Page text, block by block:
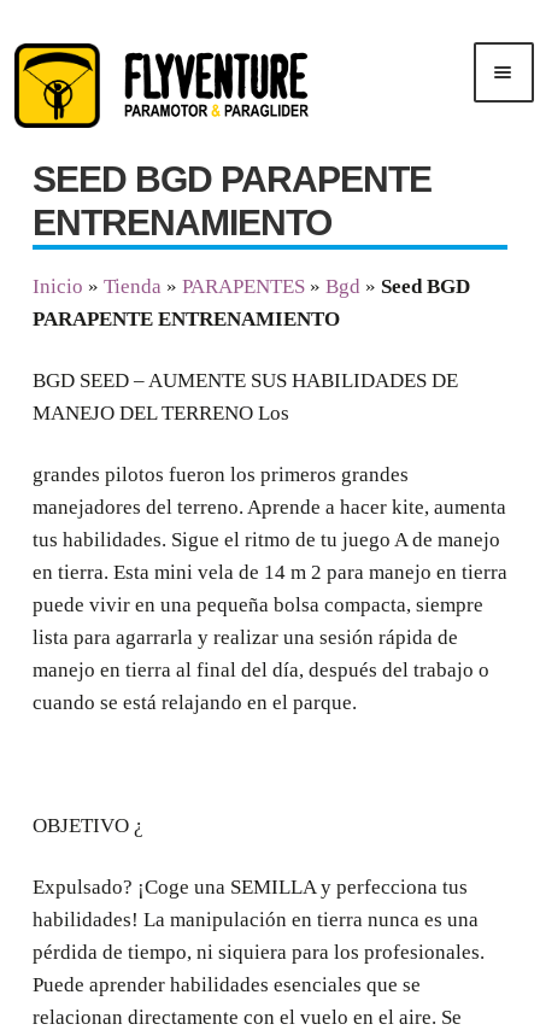
Saltar
navegación
Ir
contenido
Men
ú
Inicio
Publicidad
Cursos
Tienda
SEED BGD PARAPENTE
ENTRENAMIENTO
Inicio » Tienda » PARAPENTES » Bgd » Seed BGD
PARAPENTE ENTRENAMIENTO
BGD SEED – AUMENTE SUS HABILIDADES DE
MANEJO DEL TERRENO Los
grandes pilotos fueron los primeros grandes
manejadores del terreno. Aprende a hacer kite, aumenta
tus habilidades. Sigue el ritmo de tu juego A de manejo
en tierra. Esta mini vela de 14 m 2 para manejo en tierra
puede vivir en una pequeña bolsa compacta, siempre
lista para agarrarla y realizar una sesión rápida de
manejo en tierra al final del día, después del trabajo o
cuando se está relajando en el parque.
OBJETIVO ¿
Expulsado? ¡Coge una SEMILLA y perfecciona tus
habilidades! La manipulación en tierra nunca es una
pérdida de tiempo, ni siquiera para los profesionales.
Puede aprender habilidades esenciales que se
relacionan directamente con el vuelo en el aire. Se